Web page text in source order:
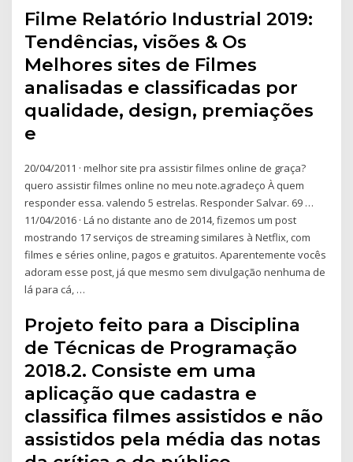
Filme Relatório Industrial 2019:
Tendências, visões & Os
Melhores sites de Filmes
analisadas e classificadas por
qualidade, design, premiações
e
20/04/2011 · melhor site pra assistir filmes online de graça?
quero assistir filmes online no meu note.agradeço À quem
responder essa. valendo 5 estrelas. Responder Salvar. 69 …
11/04/2016 · Lá no distante ano de 2014, fizemos um post
mostrando 17 serviços de streaming similares à Netflix, com
filmes e séries online, pagos e gratuitos. Aparentemente vocês
adoram esse post, já que mesmo sem divulgação nenhuma de
lá para cá, …
Projeto feito para a Disciplina
de Técnicas de Programação
2018.2. Consiste em uma
aplicação que cadastra e
classifica filmes assistidos e não
assistidos pela média das notas